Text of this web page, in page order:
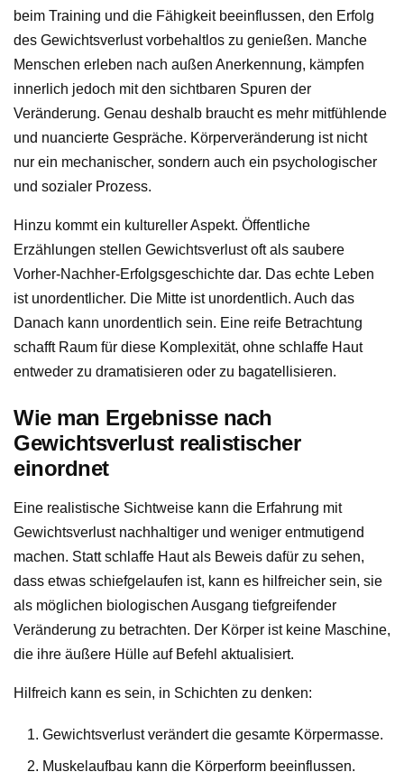
beim Training und die Fähigkeit beeinflussen, den Erfolg
des Gewichtsverlust vorbehaltlos zu genießen. Manche
Menschen erleben nach außen Anerkennung, kämpfen
innerlich jedoch mit den sichtbaren Spuren der
Veränderung. Genau deshalb braucht es mehr mitfühlende
und nuancierte Gespräche. Körperveränderung ist nicht
nur ein mechanischer, sondern auch ein psychologischer
und sozialer Prozess.
Hinzu kommt ein kultureller Aspekt. Öffentliche
Erzählungen stellen Gewichtsverlust oft als saubere
Vorher-Nachher-Erfolgsgeschichte dar. Das echte Leben
ist unordentlicher. Die Mitte ist unordentlich. Auch das
Danach kann unordentlich sein. Eine reife Betrachtung
schafft Raum für diese Komplexität, ohne schlaffe Haut
entweder zu dramatisieren oder zu bagatellisieren.
Wie man Ergebnisse nach
Gewichtsverlust realistischer
einordnet
Eine realistische Sichtweise kann die Erfahrung mit
Gewichtsverlust nachhaltiger und weniger entmutigend
machen. Statt schlaffe Haut als Beweis dafür zu sehen,
dass etwas schiefgelaufen ist, kann es hilfreicher sein, sie
als möglichen biologischen Ausgang tiefgreifender
Veränderung zu betrachten. Der Körper ist keine Maschine,
die ihre äußere Hülle auf Befehl aktualisiert.
Hilfreich kann es sein, in Schichten zu denken:
Gewichtsverlust verändert die gesamte Körpermasse.
Muskelaufbau kann die Körperform beeinflussen.